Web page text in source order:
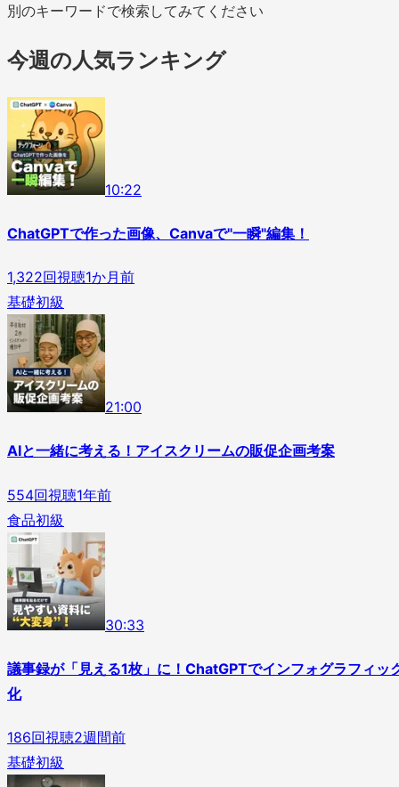
別のキーワードで検索してみてください
今週の人気ランキング
10:22
ChatGPTで作った画像、Canvaで"一瞬"編集！
1,322回視聴1か月前
基礎初級
21:00
AIと一緒に考える！アイスクリームの販促企画考案
554回視聴1年前
食品初級
30:33
議事録が「見える1枚」に！ChatGPTでインフォグラフィッ
化
186回視聴2週間前
基礎初級